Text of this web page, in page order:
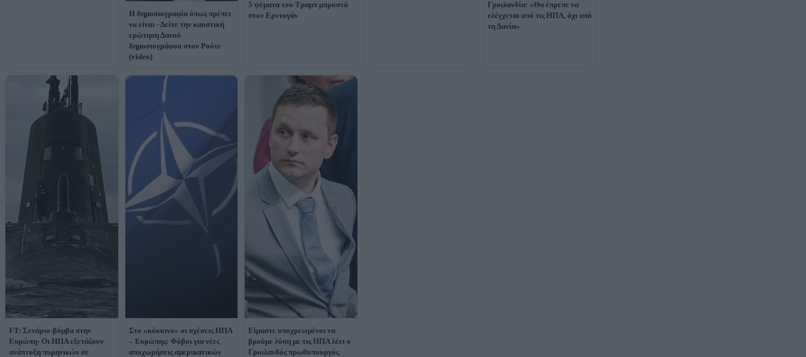
Η δημοσιογραφία όπως πρέπει
να είναι - Δείτε την καυστική
ερώτηση Δανού
δημοσιογράφου στον Ρούτε
(video)
5 ψέματα του Τραμπ μπροστά
στον Ερντογάν
Γροιλανδία: «Θα έπρεπε να
ελέγχεται από τις ΗΠΑ, όχι από
τη Δανία»
FT: Σενάριο-βόμβα στην
Ευρώπη- Οι ΗΠΑ εξετάζουν
ανάπτυξη πυρηνικών σε
Στο «κόκκινο» οι σχέσεις ΗΠΑ
– Ευρώπης: Φόβοι για νέες
αποχωρήσεις αμερικανικών
Είμαστε υποχρεωμένοι να
βρούμε λύση με τις ΗΠΑ λέει ο
Γροιλανδός πρωθυπουργός